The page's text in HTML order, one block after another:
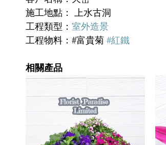
施工地點： 上水古洞
工程類型： 室外造景
工程物料：#富貴菊 #紅鐵
相關產品